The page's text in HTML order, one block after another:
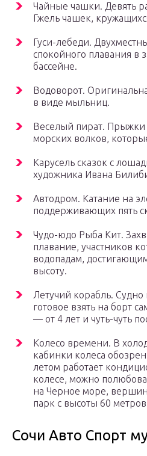
Чайные чашки. Девять
Гжель чашек,
Гуси-лебеди.
спокойного плавания
бассейне.
Водоворот.
в виде мыльниц.
Веселый пират.
морских волков,
Карусель сказок с
художника Ивана
Автодром. Катание на
поддерживающих пять
Чудо-юдо Рыба Кит.
плавание, участников
водопадам,
высоту.
Летучий корабль. Судно
готовое взять на борт
— от 4 лет и чуть-чуть
Колесо времени. В
кабинки колеса
летом работает
колесе, можно
на Черное море,
парк с высоты 60
Сочи Авто Спорт